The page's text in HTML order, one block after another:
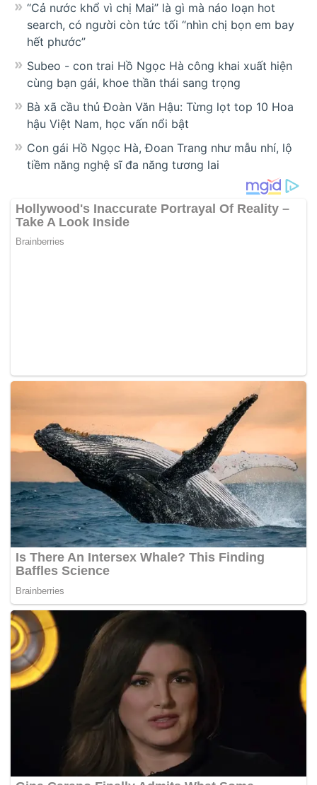
“Cả nước khổ vì chị Mai” là gì mà náo loạn hot
search, có người còn tức tối “nhìn chị bọn em bay
hết phước”
Subeo - con trai Hồ Ngọc Hà công khai xuất hiện
cùng bạn gái, khoe thần thái sang trọng
Bà xã cầu thủ Đoàn Văn Hậu: Từng lọt top 10 Hoa
hậu Việt Nam, học vấn nổi bật
Con gái Hồ Ngọc Hà, Đoan Trang như mẫu nhí, lộ
tiềm năng nghệ sĩ đa năng tương lai